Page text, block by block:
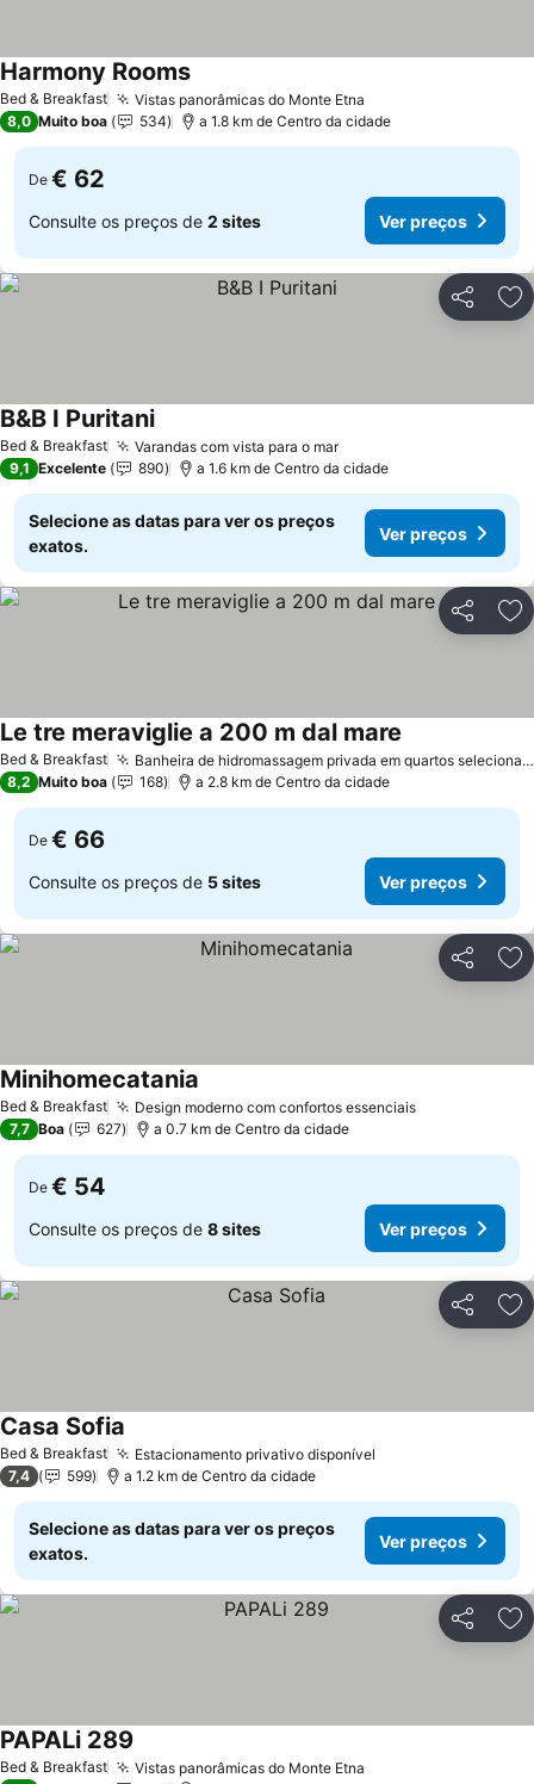
Bed & Breakfast Vistas panorâmicas do Monte Etna
Harmony RoomsVer preços
8,0 Muito boa 534 a 1.8 km de Centro da cidade
De € 62
Consulte os preços de 2 sites Ver preços
Partilhar
Bed & Breakfast Varandas com vista para o marVer preços
B&B I PuritaniVer preços
9,1 Excelente 890 a 1.6 km de Centro da cidade
Selecione as datas para ver os preços
exatos.
Ver preços
Partilhar
Bed & Breakfast Banheira de hidromassagem privada em quartos selecionados
Le tre meraviglie a 200 m dal mare
8,2 Muito boa 168 a 2.8 km de Centro da cidade
De € 66
Consulte os preços de 5 sites Ver preços
Partilhar
Bed & Breakfast Design moderno com confortos essenciaisVer preços
Minihomecatania
7,7 Boa 627 a 0.7 km de Centro da cidade
De € 54
Consulte os preços de 8 sites Ver preços
Partilhar
Bed & Breakfast Estacionamento privativo disponível
Casa Sofia
7,4 599 a 1.2 km de Centro da cidade
Selecione as datas para ver os preços
exatos.
Ver preços
Partilhar
Bed & Breakfast Vistas panorâmicas do Monte Etna
PAPALi 289